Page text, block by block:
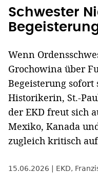
Schwester
Wenn
Grochowina über
Begeisterung
Historikerin, St.-
der EKD freut sich
Mexiko, Kanada
zugleich kritisch
15.06.2026 EKD,